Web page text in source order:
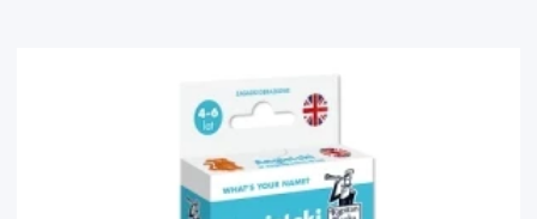
Blog
Wyprawka